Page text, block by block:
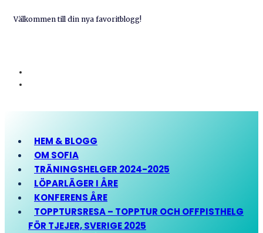
Välkommen till din nya favoritblogg!
HEM & BLOGG
OM SOFIA
TRÄNINGSHELGER 2024-2025
LÖPARLÄGER I ÅRE
KONFERENS ÅRE
TOPPTURSRESA – TOPPTUR OCH OFFPISTHELG
FÖR TJEJER, SVERIGE 2025